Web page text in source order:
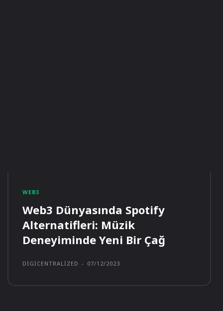
WEB3
Web3 Dünyasında Spotify
Alternatifleri: Müzik
Deneyiminde Yeni Bir Çağ
DIGICENTRALIZED - 07/12/2023